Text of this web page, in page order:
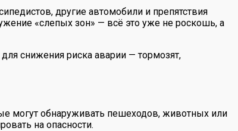
другие автомобили и препятствия
«слепых зон» — всё это уже не роскошь, а
снижения риска аварии — тормозят,
могут обнаруживать пешеходов, животных или
на опасности.